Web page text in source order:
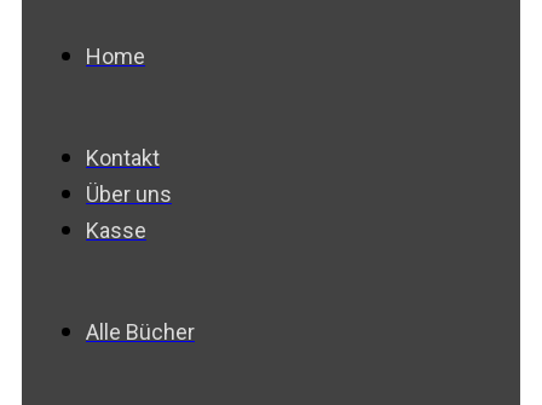
Home
Kontakt
Über uns
Kasse
Alle Bücher